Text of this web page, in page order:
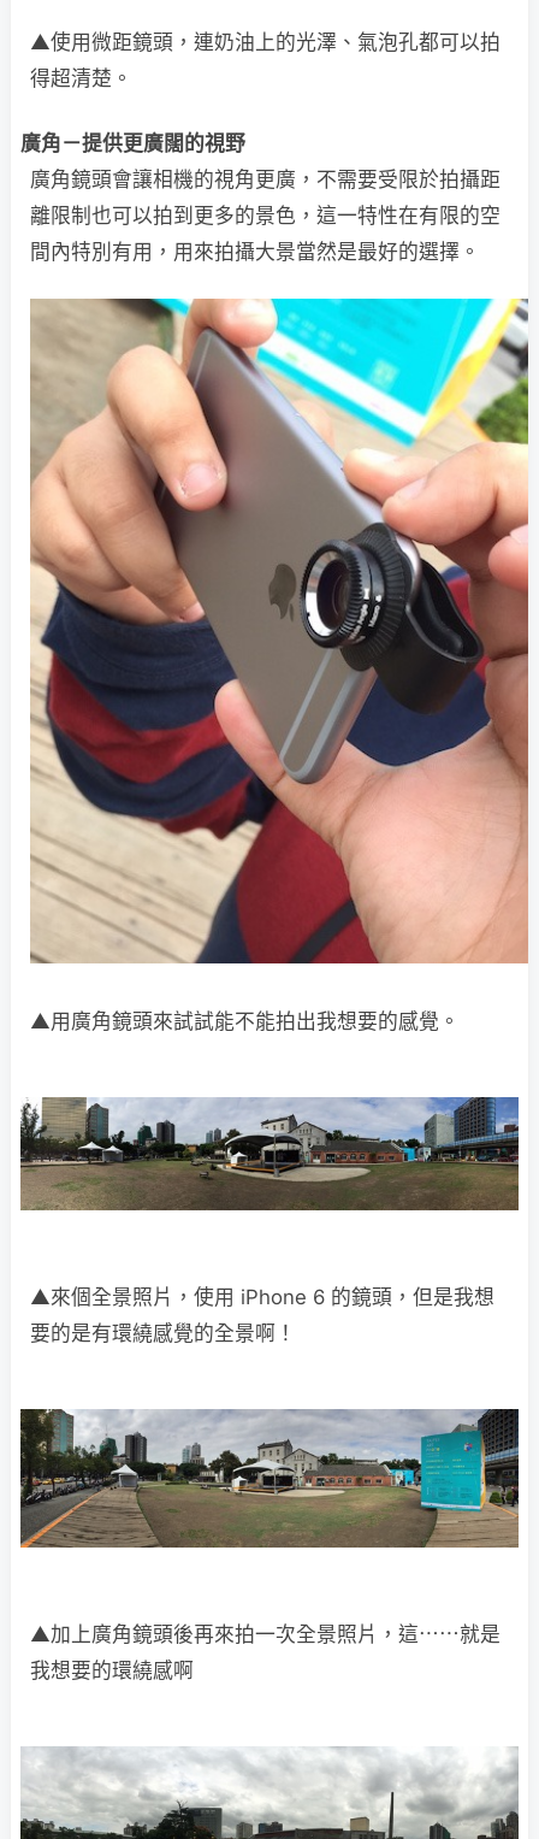
▲使用微距鏡頭，連奶油上的光澤、氣泡孔都可以拍
得超清楚。
廣角－提供更廣闊的視野
廣角鏡頭會讓相機的視角更廣，不需要受限於拍攝距
離限制也可以拍到更多的景色，這一特性在有限的空
間內特別有用，用來拍攝大景當然是最好的選擇。
▲用廣角鏡頭來試試能不能拍出我想要的感覺。
▲來個全景照片，使用 iPhone 6 的鏡頭，但是我想
要的是有環繞感覺的全景啊！
▲加上廣角鏡頭後再來拍一次全景照片，這⋯⋯就是
我想要的環繞感啊